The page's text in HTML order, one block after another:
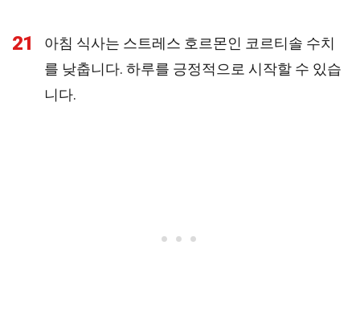
21
아침 식사는 스트레스 호르몬인 코르티솔 수치
를 낮춥니다. 하루를 긍정적으로 시작할 수 있습
니다.